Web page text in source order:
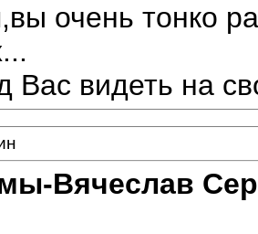
очень тонко
Вас видеть на
Вячеслав